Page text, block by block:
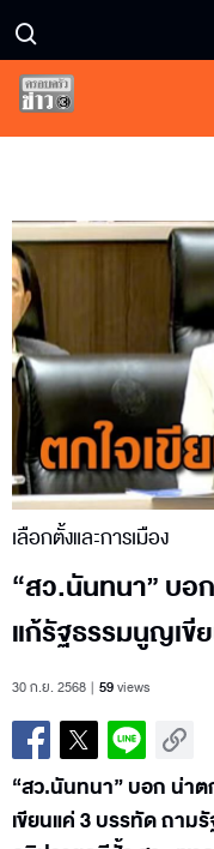
เลือกตั้งและการเมือง
“สว.นันทนา” บอ
แก้รัฐธรรมนูญเขี
30 ก.ย. 2568 59views
“สว.นันทนา” บอก น่า
เขียนแค่ 3 บรรทัด ถาม